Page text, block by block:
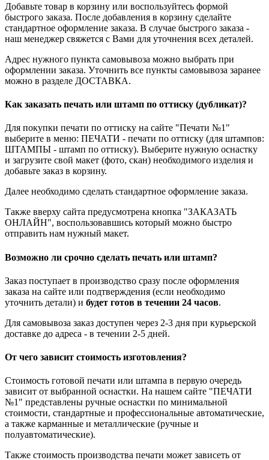
Добавьте товар в корзину или воспользуйтесь формой
быстрого заказа. После добавления в корзину сделайте
стандартное оформление заказа. В случае быстрого заказа -
наш менеджер свяжется с Вами для уточнения всех деталей.
Адрес нужного пункта самовывоза можно выбрать при
оформлении заказа. Уточнить все пункты самовывоза заранее
можно в разделе ДОСТАВКА.
Как заказать печать или штамп по оттиску (дубликат)?
Для покупки печати по оттиску на сайте "Печати №1"
выберите в меню: ПЕЧАТИ - печати по оттиску (для штампов:
ШТАМПЫ - штамп по оттиску). Выберите нужную оснастку
и загрузите свой макет (фото, скан) необходимого изделия и
добавьте заказ в корзину.
Далее необходимо сделать стандартное оформление заказа.
Также вверху сайта предусмотрена кнопка "ЗАКАЗАТЬ
ОНЛАЙН", воспользовавшись который можно быстро
отправить нам нужный макет.
Возможно ли срочно сделать печать или штамп?
Заказ поступает в производство сразу после оформления
заказа на сайте или подтверждения (если необходимо
уточнить детали) и будет готов в течении 24 часов.
Для самовывоза заказ доступен через 2-3 дня при курьерской
доставке до адреса - в течении 2-5 дней.
От чего зависит стоимость изготовления?
Стоимость готовой печати или штампа в первую очередь
зависит от выбранной оснастки. На нашем сайте "ПЕЧАТИ
№1" представлены ручные оснастки по минимальной
стоимости, стандартные и профессиональные автоматические,
а также карманные и металлические (ручные и
полуавтоматические).
Также стоимость производства печати может зависеть от